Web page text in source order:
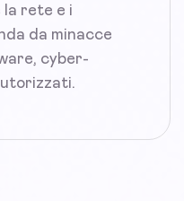
rete e i
da minacce
cyber-